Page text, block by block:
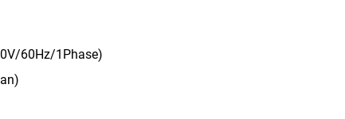
60Hz/1Phase)